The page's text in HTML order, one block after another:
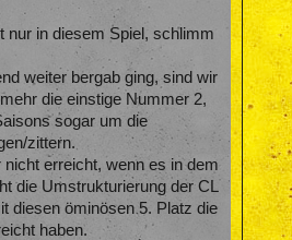
nur in diesem Spiel, schlimm
weiter bergab ging, sind wir
die einstige Nummer 2,
sogar um die
zittern.
erreicht, wenn es in dem
die Umstrukturierung der CL
diesen öminösen 5. Platz die
haben.